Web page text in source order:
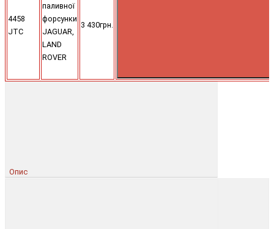
4458
JTC
паливної
форсунки
JAGUAR,
LAND
ROVER
3 430грн.
Опис